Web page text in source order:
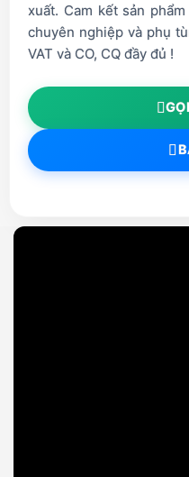
xuất. Cam kết sản
chuyên nghiệp và phụ
VAT và CO, CQ đầy đủ !